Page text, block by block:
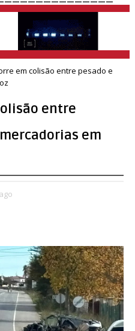
em colisão entre pesado e
entre
em